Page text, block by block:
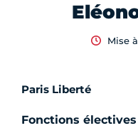
Mise
Paris Liberté
Fonctions